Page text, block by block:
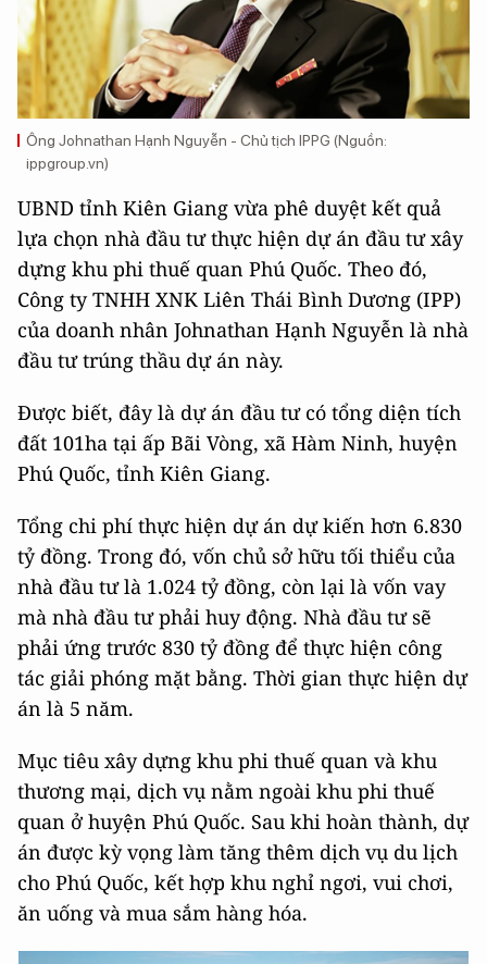
Ông Johnathan Hạnh Nguyễn - Chủ tịch IPPG (Nguồn:
ippgroup.vn)
UBND tỉnh Kiên Giang vừa phê duyệt kết quả
lựa chọn nhà đầu tư thực hiện dự án đầu tư xây
dựng khu phi thuế quan Phú Quốc. Theo đó,
Công ty TNHH XNK Liên Thái Bình Dương (IPP)
của doanh nhân Johnathan Hạnh Nguyễn là nhà
đầu tư trúng thầu dự án này.
Được biết, đây là dự án đầu tư có tổng diện tích
đất 101ha tại ấp Bãi Vòng, xã Hàm Ninh, huyện
Phú Quốc, tỉnh Kiên Giang.
Tổng chi phí thực hiện dự án dự kiến hơn 6.830
tỷ đồng. Trong đó, vốn chủ sở hữu tối thiểu của
nhà đầu tư là 1.024 tỷ đồng, còn lại là vốn vay
mà nhà đầu tư phải huy động. Nhà đầu tư sẽ
phải ứng trước 830 tỷ đồng để thực hiện công
tác giải phóng mặt bằng. Thời gian thực hiện dự
án là 5 năm.
Mục tiêu xây dựng khu phi thuế quan và khu
thương mại, dịch vụ nằm ngoài khu phi thuế
quan ở huyện Phú Quốc. Sau khi hoàn thành, dự
án được kỳ vọng làm tăng thêm dịch vụ du lịch
cho Phú Quốc, kết hợp khu nghỉ ngơi, vui chơi,
ăn uống và mua sắm hàng hóa.